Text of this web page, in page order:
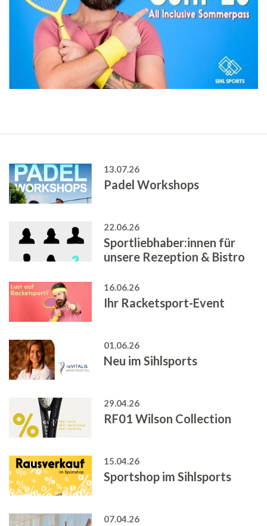
13.07.26
Padel Workshops
22.06.26
Sportliebhaber:innen für
unsere Rezeption & Bistro
16.06.26
Ihr Racketsport-Event
01.06.26
Neu im Sihlsports
29.04.26
RF01 Wilson Collection
15.04.26
Sportshop im Sihlsports
07.04.26